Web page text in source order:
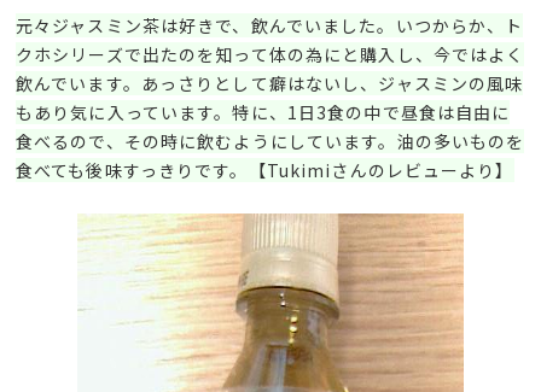
元々ジャスミン茶は好きで、飲んでいました。いつからか、ト
クホシリーズで出たのを知って体の為にと購入し、今ではよく
飲んでいます。あっさりとして癖はないし、ジャスミンの風味
もあり気に入っています。特に、1日3食の中で昼食は自由に
食べるので、その時に飲むようにしています。油の多いものを
食べても後味すっきりです。【Tukimiさんのレビューより】